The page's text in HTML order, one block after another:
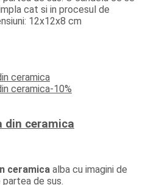
cat si in procesul de
12x12x8 cm
-10%
din ceramica
lei.
ceramica alba cu imagini de
de sus.